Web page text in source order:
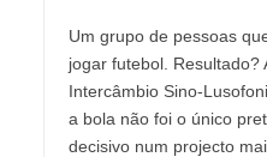
Um grupo de pessoas
jogar futebol. Resultado?
Intercâmbio Sino-
a bola não foi o único
decisivo num projecto